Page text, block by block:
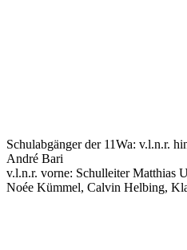
Schulabgänger der 11Wa: v.l.n.r.
André Bari
v.l.n.r. vorne: Schulleiter Matthias
Noée Kümmel, Calvin Helbing,